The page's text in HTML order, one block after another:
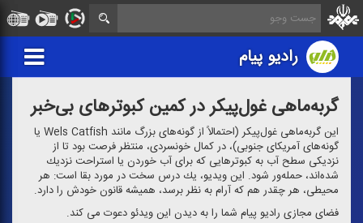
رادیو پیام
گربه‌ماهی غول‌پیكر در كمین كبوترهای بی‌خبر
این گربه‌ماهی غول‌پیكر (احتمالاً از گونه‌های بزرگ مانند Wels Catfish یا
گونه‌های آمریكای جنوبی)، در كمال خونسردی، منتظر فرصت بود تا از
نزدیكی سطح آب به كبوترهایی كه برای آب خوردن یا استراحت نزدیك
شده‌اند، حمله‌ور شود. این ویدیو، یك درس سخت در مورد بقا است: هر
محیطی، هر چقدر هم كه آرام به نظر برسد، همیشه قانون خودش را دارد.
فضای مجازی رادیو پیام شما را به دیدن این ویدئو دعوت می كند.